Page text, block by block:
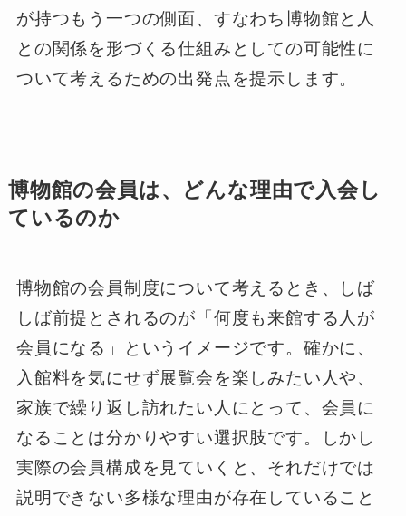
が持つもう一つの側面、すなわち博物館と人
との関係を形づくる仕組みとしての可能性に
ついて考えるための出発点を提示します。
博物館の会員は、どんな理由で入会し
ているのか
博物館の会員制度について考えるとき、しば
しば前提とされるのが「何度も来館する人が
会員になる」というイメージです。確かに、
入館料を気にせず展覧会を楽しみたい人や、
家族で繰り返し訪れたい人にとって、会員に
なることは分かりやすい選択肢です。しかし
実際の会員構成を見ていくと、それだけでは
説明できない多様な理由が存在していること